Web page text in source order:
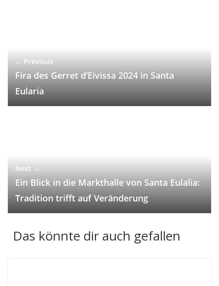
← Previous
Fira des Gerret d’Eivissa 2024 in Santa
Eularia
Next →
Ein Blick in die Markthalle von Santa Eulalia:
Tradition trifft auf Veränderung
Das könnte dir auch gefallen